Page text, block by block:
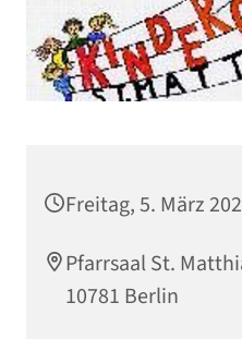
Freitag, 5. März
Pfarrsaal St.
10781 Berlin